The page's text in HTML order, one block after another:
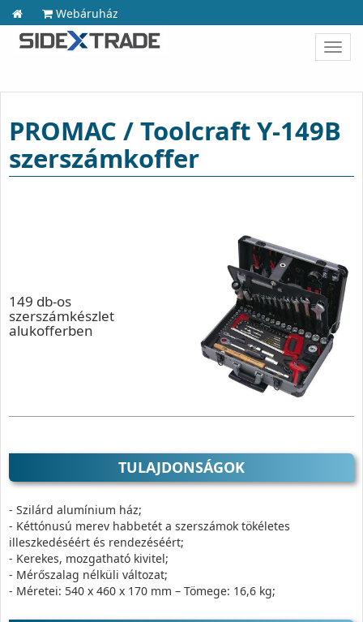
Webáruház
PROMAC / Toolcraft Y-149B
szerszámkoffer
149 db-os
szerszámkészlet
alukofferben
TULAJDONSÁGOK
- Szilárd alumínium ház;
- Kéttónusú merev habbetét a szerszámok tökéletes
illeszkedéséért és rendezéséért;
- Kerekes, mozgatható kivitel;
- Mérőszalag nélküli változat;
- Méretei: 540 x 460 x 170 mm – Tömege: 16,6 kg;